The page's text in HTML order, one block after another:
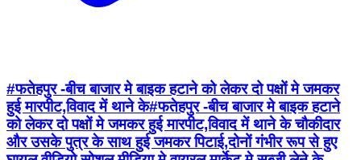
#फतेहपुर -बीच बाजार मे बाइक हटाने को लेकर दो पक्षों मे जमकर
हुई मारपीट,विवाद में थाने के#फतेहपुर -बीच बाजार मे बाइक हटाने
को लेकर दो पक्षों मे जमकर हुई मारपीट,विवाद में थाने के चौकीदार
और उसके पुत्र के साथ हुई जमकर पिटाई,दोनों गंभीर रूप से हुए